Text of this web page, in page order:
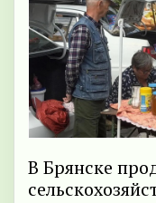
В Брянске